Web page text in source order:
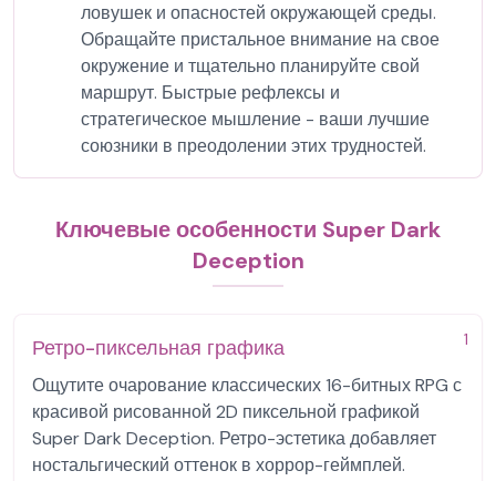
ловушек и опасностей окружающей среды.
Обращайте пристальное внимание на свое
окружение и тщательно планируйте свой
маршрут. Быстрые рефлексы и
стратегическое мышление - ваши лучшие
союзники в преодолении этих трудностей.
Ключевые особенности Super Dark
Deception
1
Ретро-пиксельная графика
Ощутите очарование классических 16-битных RPG с
красивой рисованной 2D пиксельной графикой
Super Dark Deception. Ретро-эстетика добавляет
ностальгический оттенок в хоррор-геймплей.